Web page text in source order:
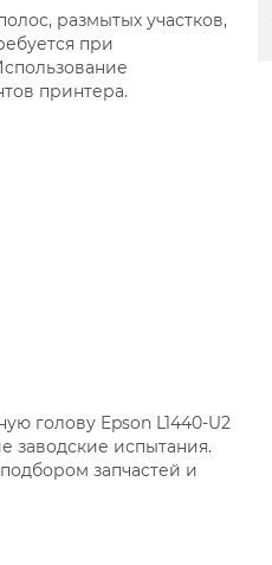
размытых участков,
при
принтера.
голову Epson L1440-U2
заводские испытания.
запчастей и